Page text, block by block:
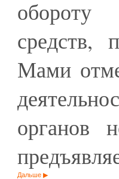
обороту
средств,
Мами
органов
Дальше